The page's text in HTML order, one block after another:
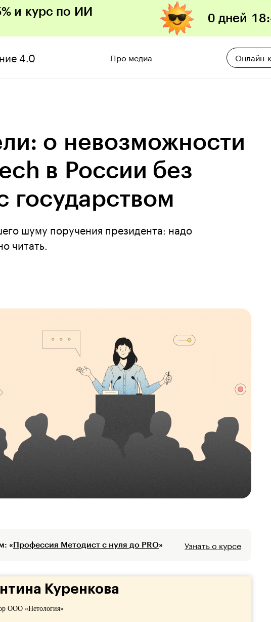
и курс по ИИ
0 дней 18:
4.0 Про медиа Онлайн-
о невозможности
в России без
государством
шуму поручения президента: надо
читать.
« Профессия Методист с нуля до PRO» Узнать о курсе
Куренкова
ООО «Нетология»